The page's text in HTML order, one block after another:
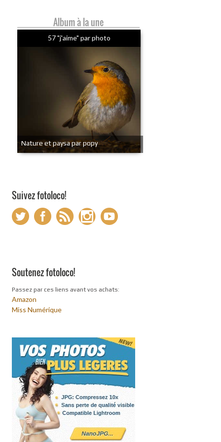
Album à la une
57 "j'aime" par photo
Nature et paysa par popy
Suivez fotoloco!
Soutenez fotoloco!
Passez par ces liens avant vos achats:
Amazon
Miss Numérique